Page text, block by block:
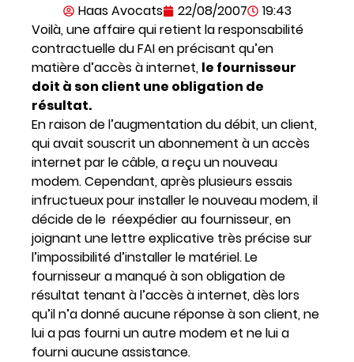
Haas Avocats 22/08/2007
19:43
Voilà, une affaire qui retient la responsabilité
contractuelle du FAI en précisant qu’en
matière d’accès à internet, le fournisseur
doit à son client une obligation de
résultat.
En raison de l’augmentation du débit, un client,
qui avait souscrit un abonnement à un accès
internet par le câble, a reçu un nouveau
modem. Cependant, après plusieurs essais
infructueux pour installer le nouveau modem, il
décide de le réexpédier au fournisseur, en
joignant une lettre explicative très précise sur
l’impossibilité d’installer le matériel. Le
fournisseur a manqué à son obligation de
résultat tenant à l’accès à internet, dès lors
qu’il n’a donné aucune réponse à son client, ne
lui a pas fourni un autre modem et ne lui a
fourni aucune assistance.